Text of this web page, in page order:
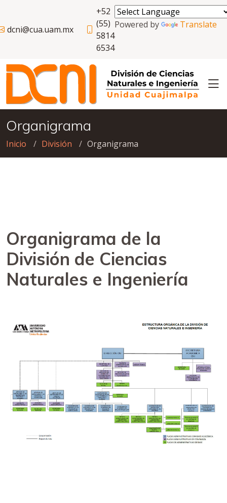
dcni@cua.uam.mx
+52
(55)
5814
6534
Powered by Translate
Organigrama
Inicio División Organigrama
Organigrama de la
División de Ciencias
Naturales e Ingeniería